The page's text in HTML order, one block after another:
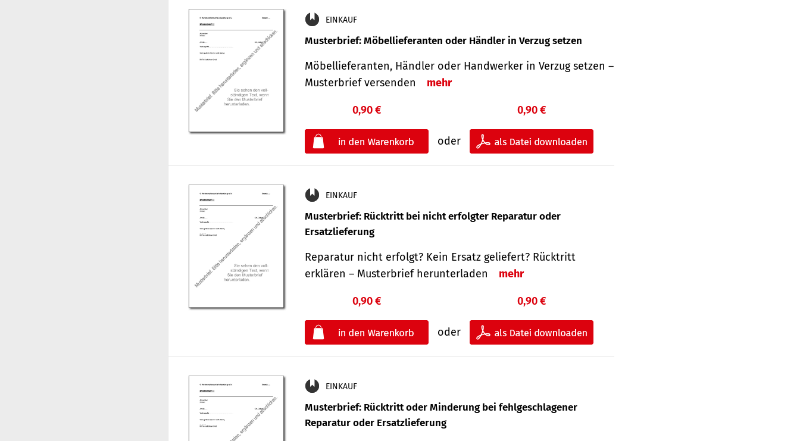
EINKAUF
Musterbrief: Möbellieferanten oder Händler in Verzug setzen
Möbellieferanten, Händler oder Handwerker in Verzug setzen –
Musterbrief versenden
mehr
0,90 €
oder
0,90 €
EINKAUF
Musterbrief: Rücktritt bei nicht erfolgter Reparatur oder
Ersatzlieferung
Reparatur nicht erfolgt? Kein Ersatz geliefert? Rücktritt
erklären – Musterbrief herunterladen
mehr
0,90 €
oder
0,90 €
EINKAUF
Musterbrief: Rücktritt oder Minderung bei fehlgeschlagener
Reparatur oder Ersatzlieferung